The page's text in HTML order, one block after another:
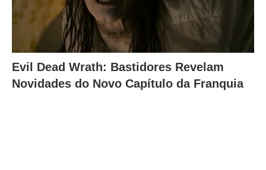
Evil Dead Wrath: Bastidores Revelam
Novidades do Novo Capítulo da Franquia